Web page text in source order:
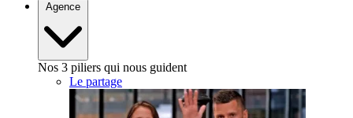
Agence
Nos 3 piliers qui nous guident
Le partage